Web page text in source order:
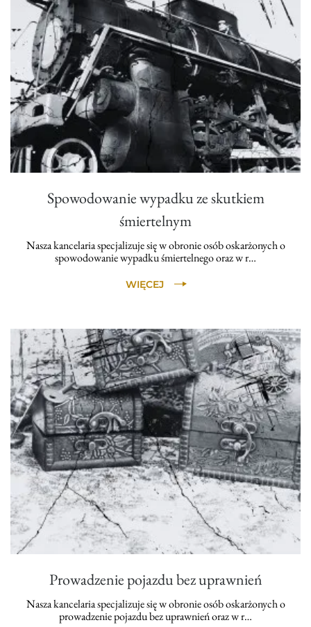
Spowodowanie wypadku ze skutkiem
śmiertelnym
Nasza kancelaria specjalizuje się w obronie osób oskarżonych o
spowodowanie wypadku śmiertelnego oraz w r…
WIĘCEJ
Prowadzenie pojazdu bez uprawnień
Nasza kancelaria specjalizuje się w obronie osób oskarżonych o
prowadzenie pojazdu bez uprawnień oraz w r…